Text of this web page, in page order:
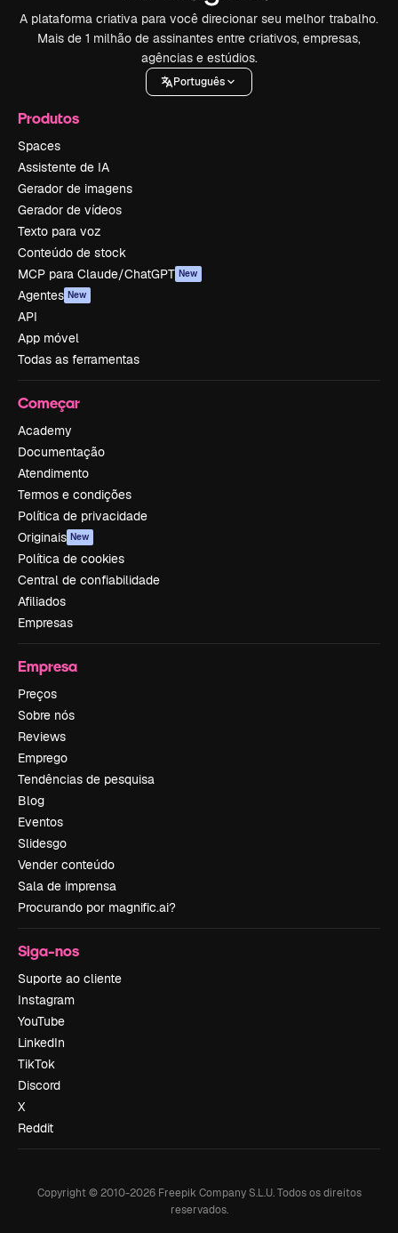
A plataforma criativa para você direcionar seu melhor trabalho.
Mais de 1 milhão de assinantes entre criativos, empresas,
agências e estúdios.
Português
Produtos
Spaces
Assistente de IA
Gerador de imagens
Gerador de vídeos
Texto para voz
Conteúdo de stock
MCP para Claude/ChatGPT New
Agentes New
API
App móvel
Todas as ferramentas
Começar
Academy
Documentação
Atendimento
Termos e condições
Política de privacidade
Originais New
Política de cookies
Central de confiabilidade
Afiliados
Empresas
Empresa
Preços
Sobre nós
Reviews
Emprego
Tendências de pesquisa
Blog
Eventos
Slidesgo
Vender conteúdo
Sala de imprensa
Procurando por magnific.ai?
Siga-nos
Suporte ao cliente
Instagram
YouTube
LinkedIn
TikTok
Discord
X
Reddit
Copyright © 2010-2026Freepik Company S.L.U. Todos os direitos
reservados.